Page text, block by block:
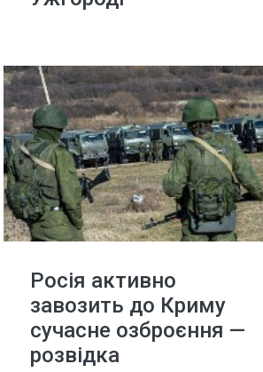
Росія активно
завозить до Криму
сучасне озброєння —
розвідка